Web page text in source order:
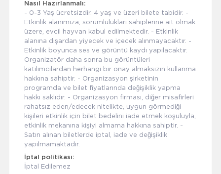
Nasıl Hazırlanmalı:
- 0-3 Yaş ücretsizdir. 4 yaş ve üzeri bilete tabidir. -
Etkinlik alanımıza, sorumlulukları sahiplerine ait olmak
üzere, evcil hayvan kabul edilmektedir. - Etkinlik
alanına dışardan yiyecek ve içecek alınmayacaktır. -
Etkinlik boyunca ses ve görüntü kaydı yapılacaktır.
Organizatör daha sonra bu görüntüleri
katılımcılardan herhangi bir onay almaksızın kullanma
hakkına sahiptir. - Organizasyon şirketinin
programda ve bilet fiyatlarında değişiklik yapma
hakkı saklıdır. - Organizasyon firması, diğer misafirleri
rahatsız eden/edecek nitelikte, uygun görmediği
kişileri etkinlik için bilet bedelini iade etmek koşuluyla,
etkinlik mekanına kişiyi almama hakkına sahiptir. -
Satın alınan biletlerde iptal, iade ve değişiklik
yapılmamaktadır.
İptal politikası:
İptal Edilemez